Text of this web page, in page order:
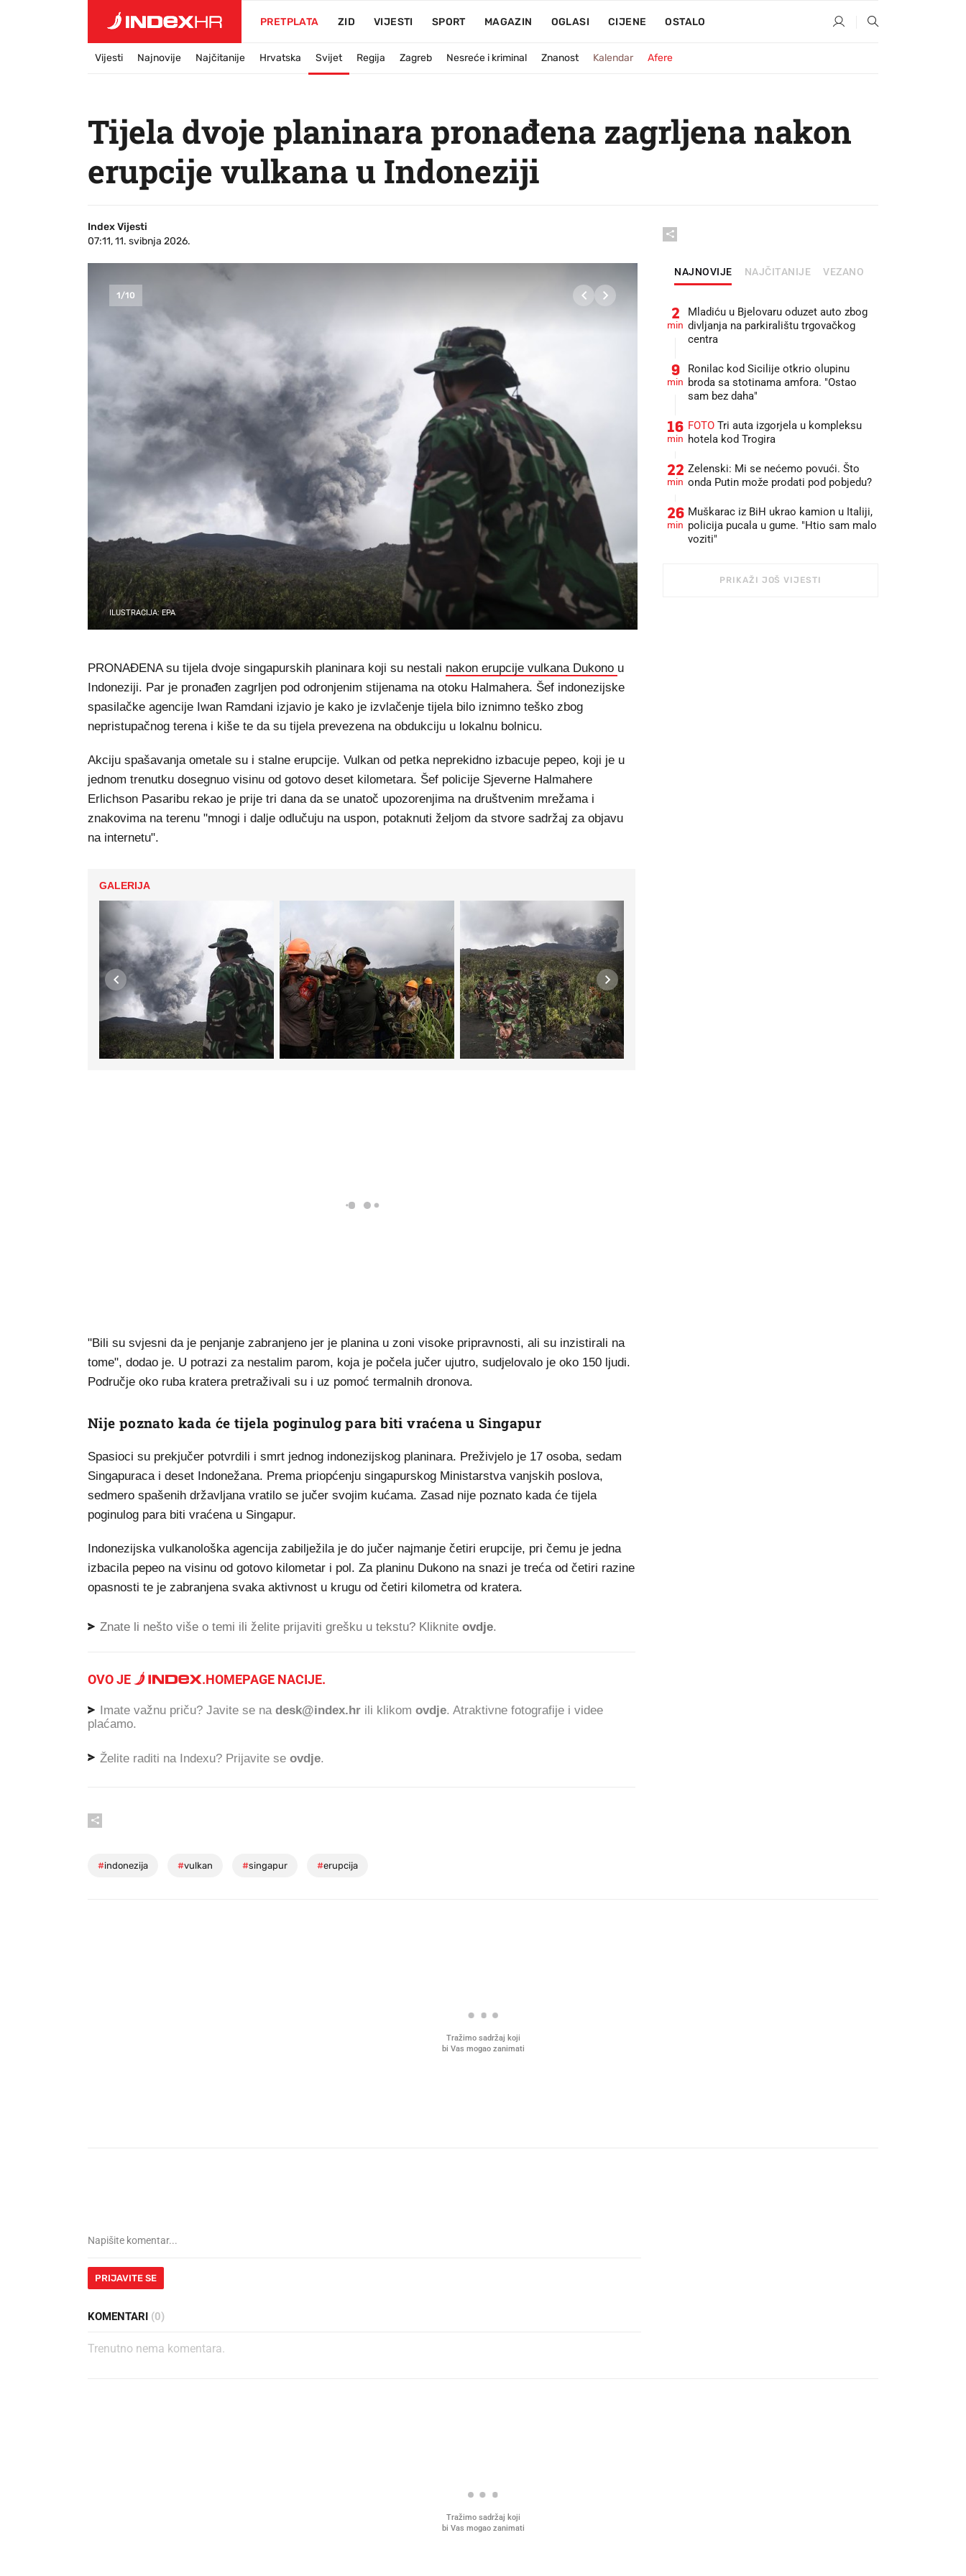
PRETPLATA ZID VIJESTI SPORT MAGAZIN OGLASI CIJENE OSTALO
Vijesti Najnovije Najčitanije Hrvatska Svijet Regija Zagreb Nesreće i kriminal Znanost Kalendar Afere
Tijela dvoje planinara pronađena zagrljena nakon
erupcije vulkana u Indoneziji
Index Vijesti
07:11, 11. svibnja 2026.
1/10
ILUSTRACIJA: EPA
PRONAĐENA su tijela dvoje singapurskih planinara koji su nestali nakon erupcije vulkana Dukono u
Indoneziji. Par je pronađen zagrljen pod odronjenim stijenama na otoku Halmahera. Šef indonezijske
spasilačke agencije Iwan Ramdani izjavio je kako je izvlačenje tijela bilo iznimno teško zbog
nepristupačnog terena i kiše te da su tijela prevezena na obdukciju u lokalnu bolnicu.
Akciju spašavanja ometale su i stalne erupcije. Vulkan od petka neprekidno izbacuje pepeo, koji je u
jednom trenutku dosegnuo visinu od gotovo deset kilometara. Šef policije Sjeverne Halmahere
Erlichson Pasaribu rekao je prije tri dana da se unatoč upozorenjima na društvenim mrežama i
znakovima na terenu "mnogi i dalje odlučuju na uspon, potaknuti željom da stvore sadržaj za objavu
na internetu".
GALERIJA
"Bili su svjesni da je penjanje zabranjeno jer je planina u zoni visoke pripravnosti, ali su inzistirali na
tome", dodao je. U potrazi za nestalim parom, koja je počela jučer ujutro, sudjelovalo je oko 150 ljudi.
Područje oko ruba kratera pretraživali su i uz pomoć termalnih dronova.
Nije poznato kada će tijela poginulog para biti vraćena u Singapur
Spasioci su prekjučer potvrdili i smrt jednog indonezijskog planinara. Preživjelo je 17 osoba, sedam
Singapuraca i deset Indonežana. Prema priopćenju singapurskog Ministarstva vanjskih poslova,
sedmero spašenih državljana vratilo se jučer svojim kućama. Zasad nije poznato kada će tijela
poginulog para biti vraćena u Singapur.
Indonezijska vulkanološka agencija zabilježila je do jučer najmanje četiri erupcije, pri čemu je jedna
izbacila pepeo na visinu od gotovo kilometar i pol. Za planinu Dukono na snazi je treća od četiri razine
opasnosti te je zabranjena svaka aktivnost u krugu od četiri kilometra od kratera.
Znate li nešto više o temi ili želite prijaviti grešku u tekstu? Kliknite ovdje.
OVO JE .HOMEPAGE NACIJE.
Imate važnu priču? Javite se na desk@index.hr ili klikom ovdje. Atraktivne fotografije i videe
plaćamo.
Želite raditi na Indexu? Prijavite se ovdje.
#indonezija #vulkan #singapur #erupcija
NAJNOVIJE NAJČITANIJE VEZANO
2
min
Mladiću u Bjelovaru oduzet auto zbog
divljanja na parkiralištu trgovačkog
centra
9
min
Ronilac kod Sicilije otkrio olupinu
broda sa stotinama amfora. "Ostao
sam bez daha"
16
min
FOTO Tri auta izgorjela u kompleksu
hotela kod Trogira
22
min
Zelenski: Mi se nećemo povući. Što
onda Putin može prodati pod pobjedu?
26
min
Muškarac iz BiH ukrao kamion u Italiji,
policija pucala u gume. "Htio sam malo
voziti"
PRIKAŽI JOŠ VIJESTI
Tražimo sadržaj koji
bi Vas mogao zanimati
PRIJAVITE SE
KOMENTARI (0)
Trenutno nema komentara.
Tražimo sadržaj koji
bi Vas mogao zanimati